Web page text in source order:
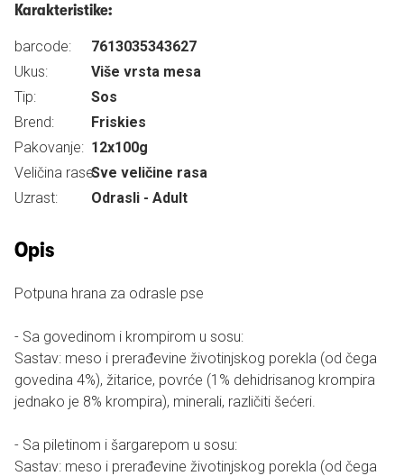
Karakteristike:
barcode:
7613035343627
Ukus:
Više vrsta mesa
Tip:
Sos
Brend:
Friskies
Pakovanje: 12x100g
Veličina rase:Sve veličine rasa
Uzrast:
Odrasli - Adult
Opis
Potpuna hrana za odrasle pse
- Sa govedinom i krompirom u sosu:
Sastav: meso i prerađevine životinjskog porekla (od čega
govedina 4%), žitarice, povrće (1% dehidrisanog krompira
jednako je 8% krompira), minerali, različiti šećeri.
- Sa piletinom i šargarepom u sosu:
Sastav: meso i prerađevine životinjskog porekla (od čega